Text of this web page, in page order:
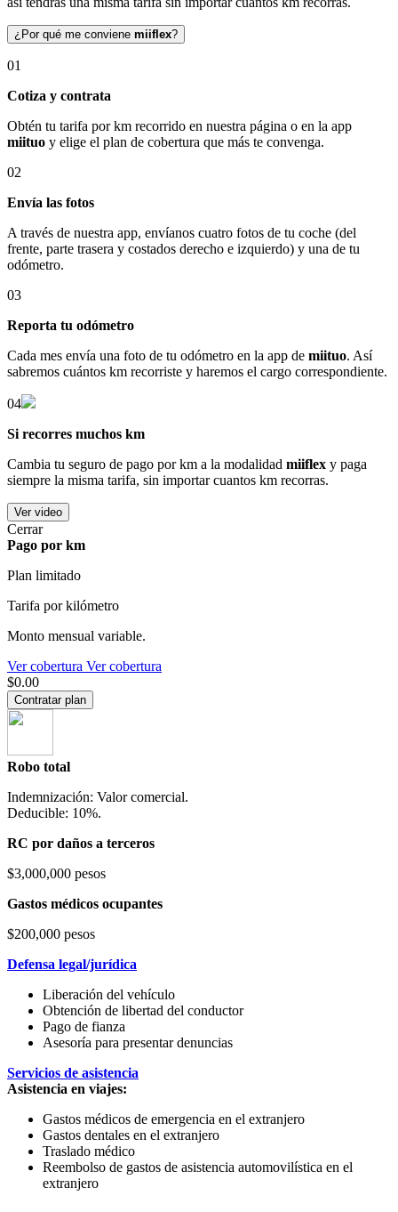
¿Por qué me conviene miiflex?
01
Cotiza y contrata
Obtén tu tarifa por km recorrido en nuestra página o en la app
miituo y elige el plan de cobertura que más te convenga.
02
Envía las fotos
A través de nuestra app, envíanos cuatro fotos de tu coche (del
frente, parte trasera y costados derecho e izquierdo) y una de tu
odómetro.
03
Reporta tu odómetro
Cada mes envía una foto de tu odómetro en la app de miituo. Así
sabremos cuántos km recorriste y haremos el cargo correspondiente.
04
Si recorres muchos km
Cambia tu seguro de pago por km a la modalidad miiflex y paga
siempre la misma tarifa, sin importar cuantos km recorras.
Ver video
Cerrar
Pago por km
Plan limitado
Tarifa por kilómetro
Monto mensual variable.
Ver cobertura Ver cobertura
$0.00
Contratar plan
Robo total
Indemnización: Valor comercial.
Deducible: 10%.
RC por daños a terceros
$3,000,000 pesos
Gastos médicos ocupantes
$200,000 pesos
Defensa legal/jurídica
Liberación del vehículo
Obtención de libertad del conductor
Pago de fianza
Asesoría para presentar denuncias
Servicios de asistencia
Asistencia en viajes:
Gastos médicos de emergencia en el extranjero
Gastos dentales en el extranjero
Traslado médico
Reembolso de gastos de asistencia automovilística en el
extranjero